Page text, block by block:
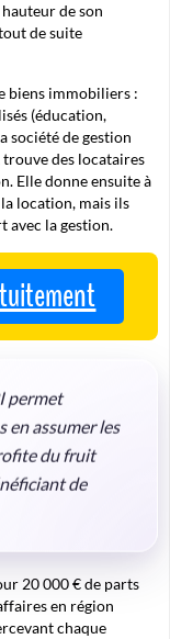
de son
de suite
biens immobiliers :
(éducation,
société de gestion
trouve des locataires
Elle donne ensuite à
location, mais ils
avec la gestion.
permet
en assumer les
du fruit
de
20 000 € de parts
en région
chaque